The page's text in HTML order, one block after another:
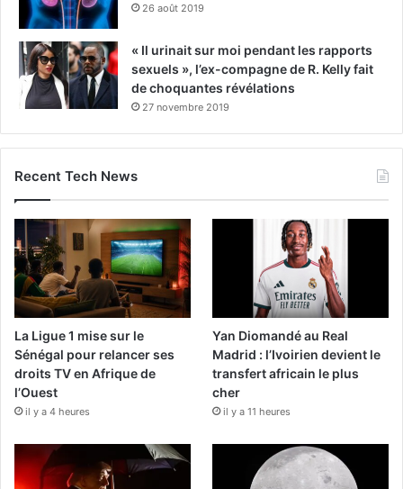
26 août 2019
« Il urinait sur moi pendant les rapports
sexuels », l’ex-compagne de R. Kelly fait
de choquantes révélations
27 novembre 2019
Recent Tech News
La Ligue 1 mise sur le
Sénégal pour relancer ses
droits TV en Afrique de
l’Ouest
il y a 4 heures
Yan Diomandé au Real
Madrid : l’Ivoirien devient le
transfert africain le plus
cher
il y a 11 heures